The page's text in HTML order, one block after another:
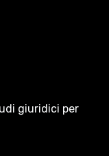
giuridici per